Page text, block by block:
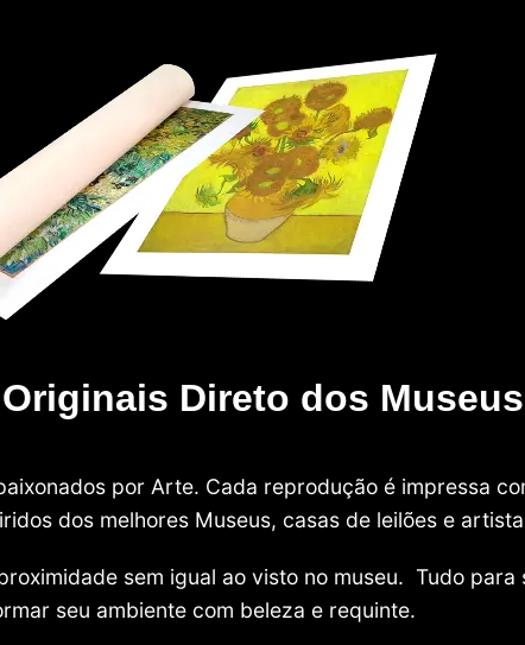
Direto dos Museus
por Arte. Cada reprodução é impressa
dos melhores Museus, casas de leilões e
sem igual ao visto no museu. Tudo
seu ambiente com beleza e requinte.